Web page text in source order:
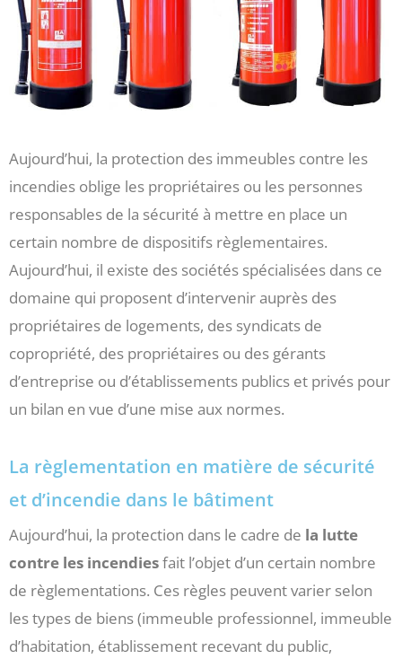
Aujourd’hui, la protection des immeubles contre les
incendies oblige les propriétaires ou les personnes
responsables de la sécurité à mettre en place un
certain nombre de dispositifs règlementaires.
Aujourd’hui, il existe des sociétés spécialisées dans ce
domaine qui proposent d’intervenir auprès des
propriétaires de logements, des syndicats de
copropriété, des propriétaires ou des gérants
d’entreprise ou d’établissements publics et privés pour
un bilan en vue d’une mise aux normes.
La règlementation en matière de sécurité
et d’incendie dans le bâtiment
Aujourd’hui, la protection dans le cadre de la lutte
contre les incendiesfait l’objet d’un certain nombre
de règlementations. Ces règles peuvent varier selon
les types de biens (immeuble professionnel, immeuble
d’habitation, établissement recevant du public,